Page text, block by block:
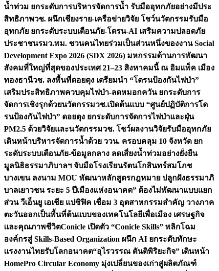
น้ำท่วม ยกระดับการบริหารจัดการน้ำ รับมืออุทกภัยอย่างมีประ
สิทธิภาพวช. ผนึกเชียงราย-เครือข่ายวิจัย โชว์นวัตกรรมรับมือ
อุทกภัย ยกระดับระบบเตือนภัย-โดรน-AI เสริมความปลอดภัย
ประชาชนรมว.พม. ชวนคนไทยร่วมเป็นส่วนหนึ่งของงาน Social
Development Expo 2026 (SDX 2026) มหกรรมด้านการพัฒนา
สังคมที่ใหญ่ที่สุดของประเทศ 21–23 สิงหาคมนี้ ณ อิมแพ็ค เมือง
ทองธานีวช. ลงพื้นที่ดอยตุง เตรียมนำ “โดรนป้องกันไฟป่า”
เสริมประสิทธิภาพควบคุมไฟป่า-ลดหมอกควัน ยกระดับการ
จัดการเชิงรุกด้วยนวัตกรรมวช.เปิดต้นแบบ “ศูนย์ปฏิบัติการโด
รนป้องกันไฟป่า” ดอยตุง ยกระดับการจัดการไฟป่าและฝุ่น
PM2.5 ด้วยวิจัยและนวัตกรรมวช. โชว์ผลงานวิจัยรับมืออุทกภัย
เดินหน้าบริหารจัดการน้ำด้วย ววน. ครอบคลุม 10 จังหวัด ยก
ระดับระบบเตือนภัย-ข้อมูลกลาง ลดเสี่ยงน้ำท่วมอย่างยั่งยืน
มูลนิธิธรรมาภิบาลฯ จับมือโรงเรียนรัตนโกสินทร์สมโภช
บางเขน ลงนาม MOU พัฒนาหลักสูตรกฎหมาย ปลูกฝังธรรมาภิ
บาลเยาวชน ระยะ 5 ปีเมืองแห่งอนาคต” ต้องไม่พัฒนาแบบแยก
ส่วน วีเอ็นยู เอเชีย แปซิฟิค เชื่อม 3 อุตสาหกรรมสำคัญ วางภาค
ตะวันออกเป็นพื้นที่ต้นแบบของเทคโนโลยีเพื่อเมือง เศรษฐกิจ
และคุณภาพชีวิตConicle เปิดตัว “Conicle Skills” พลิกโฉม
องค์กรสู่ Skills-Based Organization ผนึก AI ยกระดับทักษะ
แรงงานไทยรับโลกอนาคต“อุไรวรรณ ตันติพิริยะกิจ” เดินหน้า
HomePro Circular Economy มุ่งเปลี่ยนของเก่าสู่ผลิตภัณฑ์